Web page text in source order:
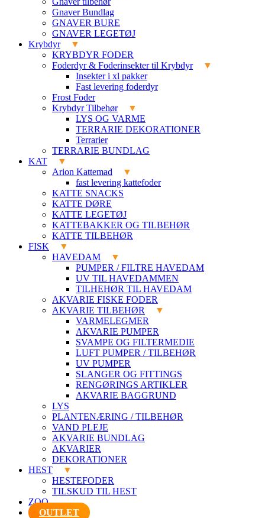
Gnaver Bundlag
GNAVER BURE
GNAVER LEGETØJ
Krybdyr
KRYBDYR FODER
Foderdyr & Foderinsekter til Krybdyr
Insekter i xl pakker
Fast levering foderdyr
Frost Foder
Krybdyr Tilbehør
LYS OG VARME
TERRARIE DEKORATIONER
Terrarier
TERRARIE BUNDLAG
KAT
Arion Kattemad
fast levering kattefoder
KATTE SNACKS
KATTE DØRE
KATTE LEGETØJ
KATTEBAKKER OG TILBEHØR
KATTE TILBEHØR
FISK
HAVEDAM
PUMPER / FILTRE HAVEDAM
UV TIL HAVEDAMMEN
TILHEHØR TIL HAVEDAM
AKVARIE FISKE FODER
AKVARIE TILBEHØR
VARMELEGMER
AKVARIE PUMPER
SVAMPE OG FILTERMEDIE
LUFT PUMPER / TILBEHØR
UV PUMPER
SLANGER OG FITTINGS
RENGØRINGS ARTIKLER
AKVARIE BAGGRUND
LYS
PLANTENÆRING / TILBEHØR
VAND PLEJE
AKVARIE BUNDLAG
AKVARIER
DEKORATIONER
HEST
HESTEFODER
TILSKUD TIL HEST
ZOO
OUTLET